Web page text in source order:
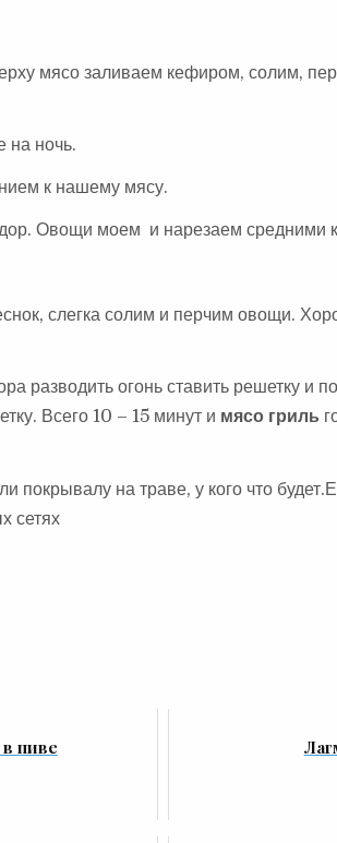
мясо заливаем кефиром, солим,
на ночь.
к нашему мясу.
Овощи моем и нарезаем средними
слегка солим и перчим овощи.
разводить огонь ставить решетку и
Всего 10 – 15 минут и мясо гриль
покрывалу на траве, у кого что
сетях
пиве